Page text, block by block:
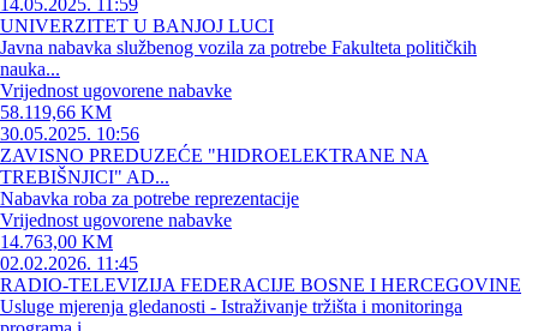
UNIVERZITET U BANJOJ LUCI
Javna nabavka službenog vozila za potrebe Fakulteta političkih
nauka...
Vrijednost ugovorene nabavke
58.119,66 KM
30.05.2025. 10:56
ZAVISNO PREDUZEĆE "HIDROELEKTRANE NA
TREBIŠNJICI" AD...
Nabavka roba za potrebe reprezentacije
Vrijednost ugovorene nabavke
14.763,00 KM
02.02.2026. 11:45
RADIO-TELEVIZIJA FEDERACIJE BOSNE I HERCEGOVINE
Usluge mjerenja gledanosti - Istraživanje tržišta i monitoringa